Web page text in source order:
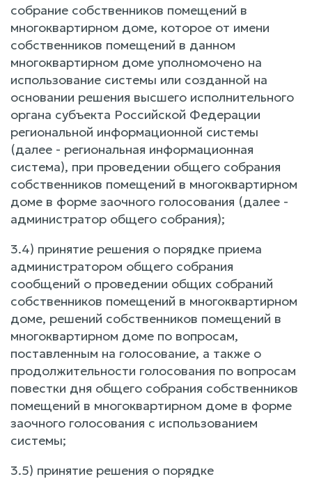
собрание собственников помещений в
многоквартирном доме, которое от имени
собственников помещений в данном
многоквартирном доме уполномочено на
использование системы или созданной на
основании решения высшего исполнительного
органа субъекта Российской Федерации
региональной информационной системы
(далее - региональная информационная
система), при проведении общего собрания
собственников помещений в многоквартирном
доме в форме заочного голосования (далее -
администратор общего собрания);
3.4) принятие решения о порядке приема
администратором общего собрания
сообщений о проведении общих собраний
собственников помещений в многоквартирном
доме, решений собственников помещений в
многоквартирном доме по вопросам,
поставленным на голосование, а также о
продолжительности голосования по вопросам
повестки дня общего собрания собственников
помещений в многоквартирном доме в форме
заочного голосования с использованием
системы;
3.5) принятие решения о порядке